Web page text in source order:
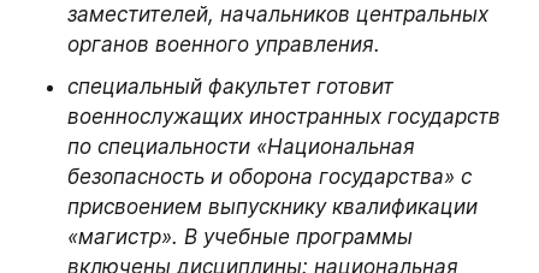
заместителей, начальников центральных
органов военного управления.
специальный факультет готовит
военнослужащих иностранных государств
по специальности «Национальная
безопасность и оборона государства» с
присвоением выпускнику квалификации
«магистр». В учебные программы
включены дисциплины: национальная